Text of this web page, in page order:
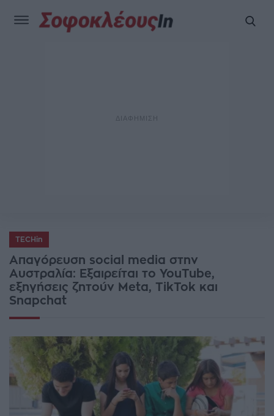
TECHin
Απαγόρευση social media στην
Αυστραλία: Εξαιρείται το YouTube,
εξηγήσεις ζητούν Meta, TikTok και
Snapchat